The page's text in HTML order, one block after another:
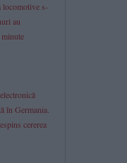
locomotive s-
au
în Germania.
cererea